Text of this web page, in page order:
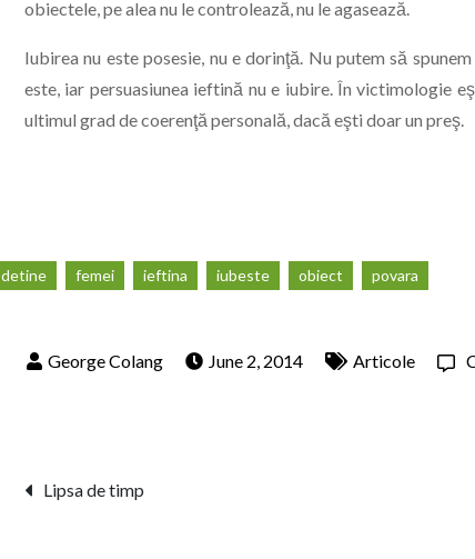
obiectele, pe alea nu le controlează, nu le agasează.
Iubirea nu este posesie, nu e dorinţă. Nu putem să
este, iar persuasiunea ieftină nu e iubire. În victimologie
ultimul grad de coerenţă personală, dacă eşti doar un preş.
detine femei ieftina iubeste obiect povara
June 2, 2014 Articole
Post
Lipsa de timp